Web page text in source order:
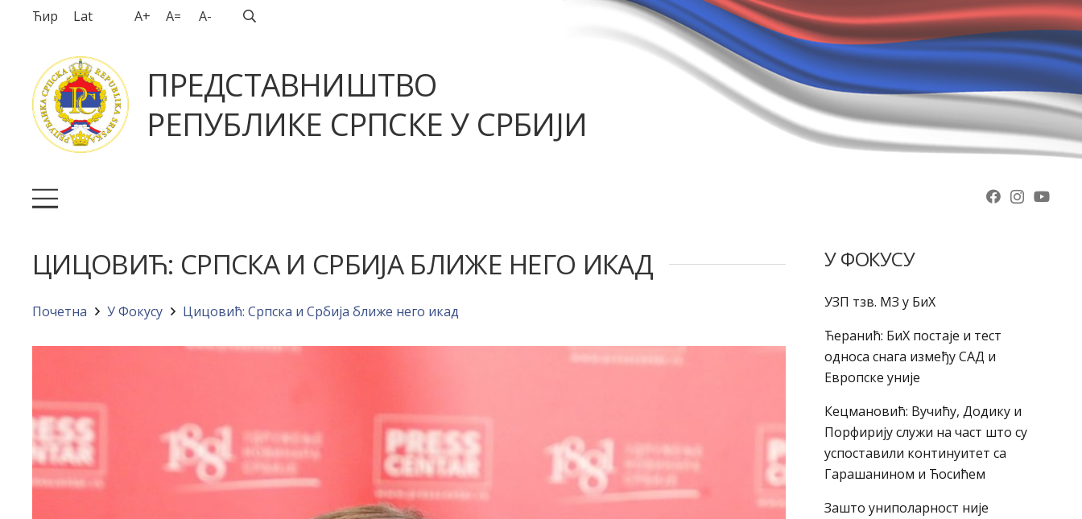
Ћир Lat A+ A= A-
ПРЕДСТАВНИШТВО
РЕПУБЛИКЕ СРПСКЕ У СРБИЈИ
ЦИЦОВИЋ: СРПСКА И СРБИЈА БЛИЖЕ НЕГО ИКАД
Почетна У Фокусу Цицовић: Српска и Србија ближе него икад
У ФОКУСУ
УЗП тзв. МЗ у БиХ
Ћеранић: БиХ постаје и тест
односа снага између САД и
Европске уније
Кецмановић: Вучићу, Додику и
Порфирију служи на част што су
успоставили континуитет са
Гарашанином и Ћосићем
Зашто униполарност није